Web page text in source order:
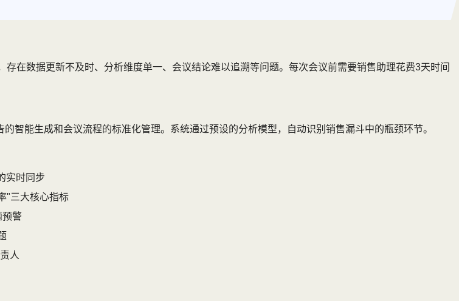
在数据更新不及时、分析维度单一、会议结论难以追溯等问题。每次会议前需要销售助理花费3天时间
智能生成和会议流程的标准化管理。系统通过预设的分析模型，自动识别销售漏斗中的瓶颈环节。
实时同步
"三大核心指标
预警
人